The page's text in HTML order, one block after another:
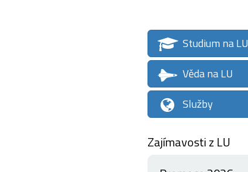
Studium na LU
Věda na LU
Služby
Zajímavosti z LU